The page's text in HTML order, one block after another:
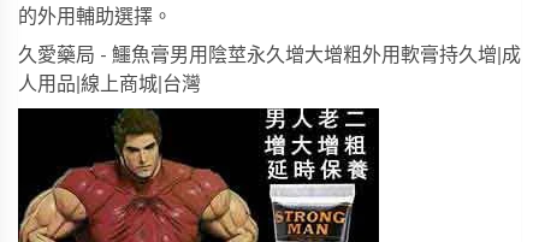
的外用輔助選擇。
久愛藥局 - 鱷魚膏男用陰莖永久增大增粗外用軟膏持久增|成
人用品|線上商城|台灣